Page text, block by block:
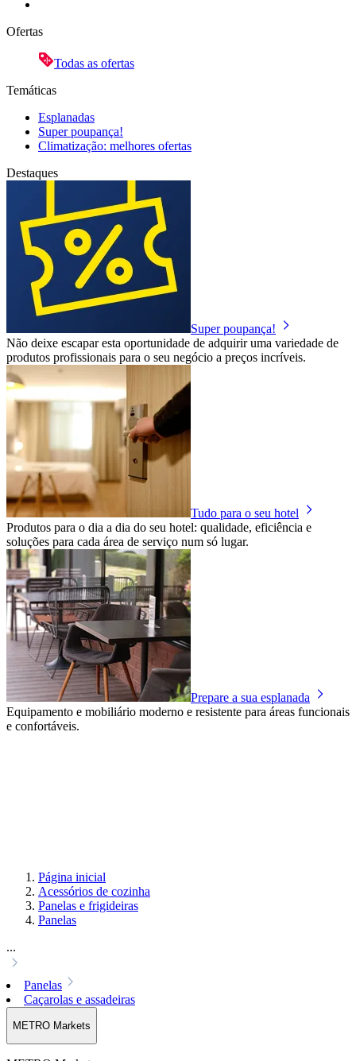
Ofertas
Todas as ofertas
Temáticas
Esplanadas
Super poupança!
Climatização: melhores ofertas
Destaques
Super poupança!
Não deixe escapar esta oportunidade de adquirir uma variedade de
produtos profissionais para o seu negócio a preços incríveis.
Tudo para o seu hotel
Produtos para o dia a dia do seu hotel: qualidade, eficiência e
soluções para cada área de serviço num só lugar.
Prepare a sua esplanada
Equipamento e mobiliário moderno e resistente para áreas funcionais
e confortáveis.
Página inicial
Acessórios de cozinha
Panelas e frigideiras
Panelas
...
Panelas
Caçarolas e assadeiras
METRO Markets